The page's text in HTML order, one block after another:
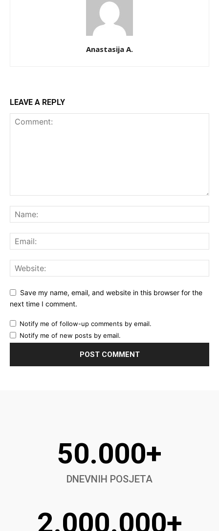
Anastasija A.
LEAVE A REPLY
Save my name, email, and website in this browser for the
next time I comment.
Notify me of follow-up comments by email.
Notify me of new posts by email.
50.000+
DNEVNIH POSJETA
2.000.000+